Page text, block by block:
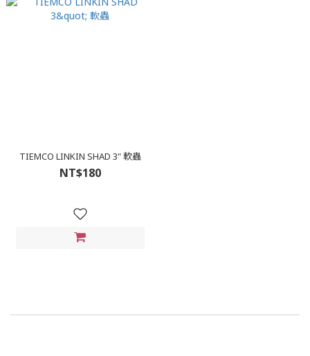
TIEMCO LINKIN SHAD 3" 軟蟲
NT$180